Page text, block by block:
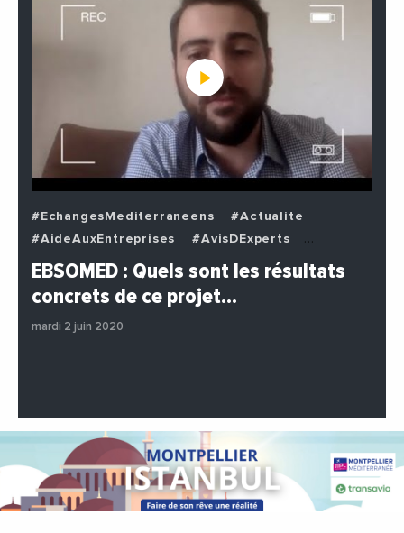
#EchangesMediterraneens
#Actualite
#AideAuxEntreprises
#AvisDExperts
#BuzzNews
#Decideurs
#Entreprises
#Institutions
EBSOMED : Quels sont les résultats
concrets de ce projet…
mardi 2 juin 2020